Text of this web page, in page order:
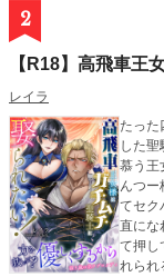
2
【R18】高飛車王
レイラ
たった
した
慕う王
んつー
てセク
直にな
て押し
れられ